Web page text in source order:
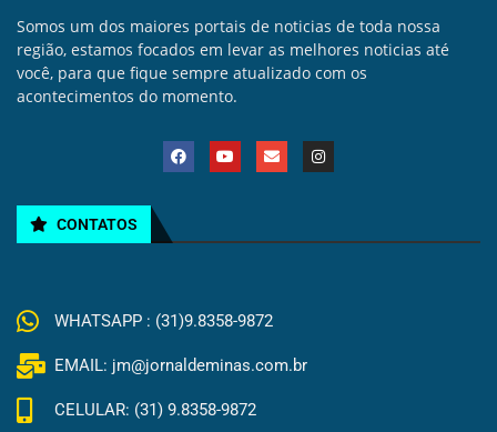
Somos um dos maiores portais de noticias de toda nossa
região, estamos focados em levar as melhores noticias até
você, para que fique sempre atualizado com os
acontecimentos do momento.
CONTATOS
WHATSAPP : (31)9.8358-9872
EMAIL: jm@jornaldeminas.com.br
CELULAR: (31) 9.8358-9872